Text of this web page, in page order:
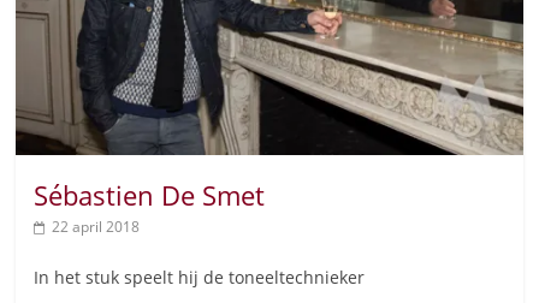
Sébastien De Smet
22 april 2018
In het stuk speelt hij de toneeltechnieker